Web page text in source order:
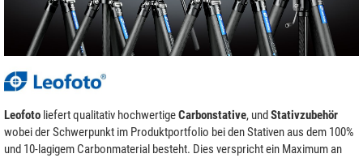
Leofoto liefert qualitativ hochwertigeCarbonstative, undStativzubehör
wobei der Schwerpunkt im Produktportfolio bei den Stativen aus dem 100%
und 10-lagigem Carbonmaterial besteht. Dies verspricht ein Maximum an